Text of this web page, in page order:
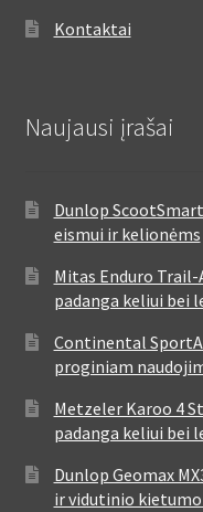
Kontaktai
Naujausi įrašai
Dunlop
eismui ir kelionėms
Mitas Enduro Trail-
padanga keliui bei
Continental
proginiam
Metzeler Karoo 4
padanga keliui bei
Dunlop Geomax
ir vidutinio kietumo